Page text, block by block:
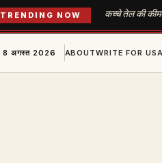
TRENDING NOW कच्चे तेल की
8 अगस्त 2026 ABOUTWRITE FOR US